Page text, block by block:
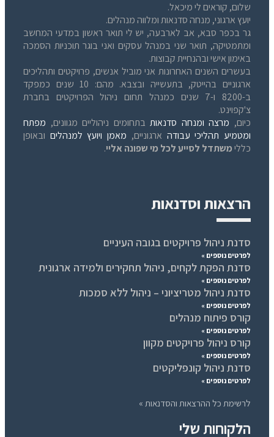
שלום, קוראים לי מיכאל.
יועץ ארגוני, מנחה סדנאות ומלווה מנהלים.
גר בכפר סבא, אב לארבעה, יש לי תואר ראשון במדעי המחשב
ומתמטיקה, תואר שני במנהל עסקים ואני בוגר תוכניות הסמכה
באימון אישי ובהנחיית קבוצות.
בעשרים השנים האחרונות אני מוביל אנשים, פרויקטים ותהליכים
ארגוניים בהייטק, בתעשייה ובצבא. מהם: 10 שנים כמפקד
ב-8200 ו-7 שנים כמנהל תחום ניהול הפרויקטים בחברת
צ'קפוינט.
כיום, מרצה ומנחה סדנאותבתחומים ניהוליים מגוונים, מפתח
ומטמיע תהליכי עבודה ארגוניים, מאמן ויועץ למנהלים ובאופן
כללימשתדל לסייע לכל מי שפונה אליי.
הרצאות וסדנאות
סדנת ניהול פרויקטים בגובה העיניים
לפרטים נוספים »
סדנת הפקת לקחים, ניהול תחקירים ולמידה ארגונית
לפרטים נוספים »
סדנת ניהול מטריציוני – ניהול ללא סמכות
לפרטים נוספים »
קורס פיתוח מנהלים
לפרטים נוספים »
קורס ניהול פרויקטים מקוון
לפרטים נוספים »
סדנת ניהול קונפליקטים
לפרטים נוספים »
לרשימת כל ההרצאות והסדנאות »
הלקוחות שלי